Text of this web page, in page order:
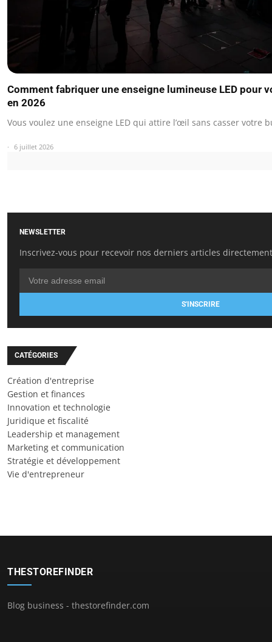
Comment fabriquer une enseigne lumineuse LED pour
en 2026
Vous voulez une enseigne LED qui attire l’œil sans casser votre
6 juillet 2026
NEWSLETTER
Inscrivez-vous pour recevoir nos derniers articles
S'INSCRIRE
CATÉGORIES
Création d'entreprise
Gestion et finances
Innovation et technologie
Juridique et fiscalité
Leadership et management
Marketing et communication
Stratégie et développement
Vie d'entrepreneur
THESTOREFINDER
Blog business - thestorefinder.com